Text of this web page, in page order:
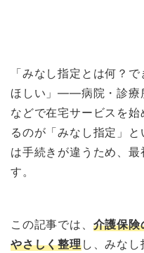
「みなし指定とは何？
ほしい」——病院・診療
などで在宅サービスを始
るのが「みなし指定」
は手続きが違うため、
す。
この記事では、 介護保険
やさしく整理し、みなし